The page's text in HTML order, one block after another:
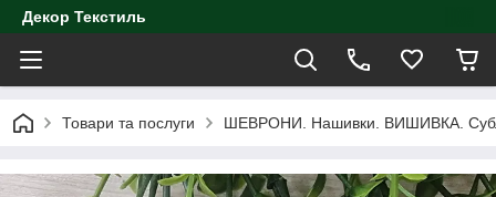
Декор Текстиль
Товари та послуги ШЕВРОНИ. Нашивки. ВИШИВКА.